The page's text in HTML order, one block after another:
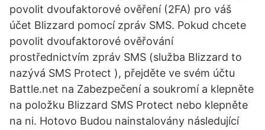
povolit dvoufaktorové ověření (2FA) pro váš
účet Blizzard pomocí zpráv SMS. Pokud chcete
povolit dvoufaktorové ověřování
prostřednictvím zpráv SMS (služba Blizzard to
nazývá SMS Protect ), přejděte ve svém účtu
Battle.net na Zabezpečení a soukromí a klepněte
na položku Blizzard SMS Protect nebo klepněte
na ni. Hotovo Budou nainstalovány následující